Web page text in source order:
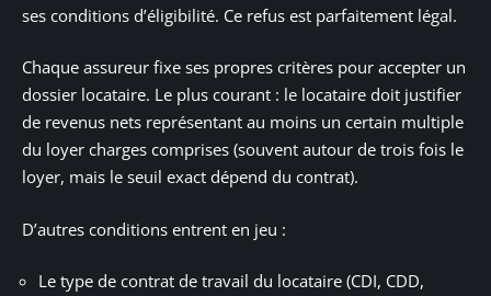
ses conditions d’éligibilité. Ce refus est parfaitement légal.
Chaque assureur fixe ses propres critères pour accepter un
dossier locataire. Le plus courant : le locataire doit justifier
de revenus nets représentant au moins un certain multiple
du loyer charges comprises (souvent autour de trois fois le
loyer, mais le seuil exact dépend du contrat).
D’autres conditions entrent en jeu :
Le type de contrat de travail du locataire (CDI, CDD,